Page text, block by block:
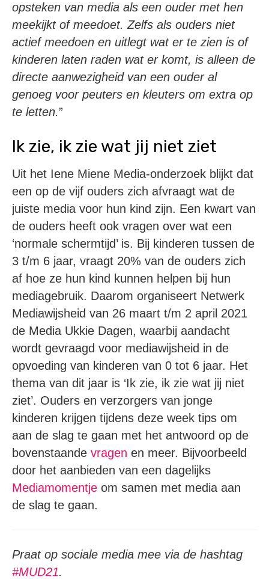
opsteken van media als een ouder met hen
meekijkt of meedoet. Zelfs als ouders niet
actief meedoen en uitlegt wat er te zien is of
kinderen laten raden wat er komt, is alleen de
directe aanwezigheid van een ouder al
genoeg voor peuters en kleuters om extra op
te letten.”
Ik zie, ik zie wat jij niet ziet
Uit het Iene Miene Media-onderzoek blijkt dat
een op de vijf ouders zich afvraagt wat de
juiste media voor hun kind zijn. Een kwart van
de ouders heeft ook vragen over wat een
‘normale schermtijd’ is. Bij kinderen tussen de
3 t/m 6 jaar, vraagt 20% van de ouders zich
af hoe ze hun kind kunnen helpen bij hun
mediagebruik. Daarom organiseert Netwerk
Mediawijsheid van 26 maart t/m 2 april 2021
de Media Ukkie Dagen, waarbij aandacht
wordt gevraagd voor mediawijsheid in de
opvoeding van kinderen van 0 tot 6 jaar. Het
thema van dit jaar is ‘Ik zie, ik zie wat jij niet
ziet’. Ouders en verzorgers van jonge
kinderen krijgen tijdens deze week tips om
aan de slag te gaan met het antwoord op de
bovenstaande vragen en meer. Bijvoorbeeld
door het aanbieden van een dagelijks
Mediamomentje om samen met media aan
de slag te gaan.
Praat op sociale media mee via de hashtag
#MUD21.